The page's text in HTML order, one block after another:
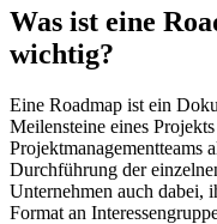
Was ist eine
wichtig?
Eine Roadmap ist ein
Meilensteine eines
Projektmanagementteams
Durchführung der
Unternehmen auch dabei,
Format an